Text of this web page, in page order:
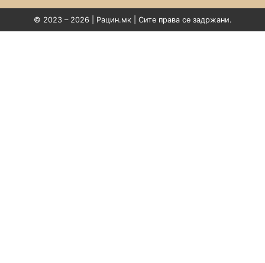
© 2023 – 2026 | Рацин.мк | Сите права се задржани.